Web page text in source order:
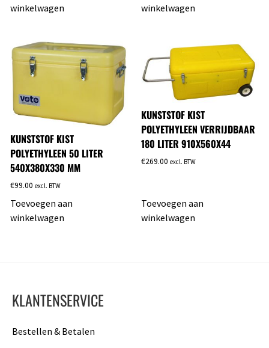
winkelwagen
winkelwagen
KUNSTSTOF KIST
POLYETHYLEEN 50 LITER
540X380X330 MM
€99.00 excl. BTW
Toevoegen aan
winkelwagen
KUNSTSTOF KIST
POLYETHYLEEN VERRIJDBAAR
180 LITER 910X560X44
€269.00 excl. BTW
Toevoegen aan
winkelwagen
KLANTENSERVICE
Bestellen & Betalen